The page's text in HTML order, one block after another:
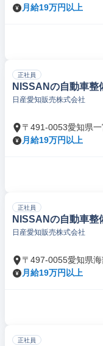
月給19万円以上
正社員
NISSANの自動車整
日産愛知販売株式会社
〒491-0053愛知県
月給19万円以上
正社員
NISSANの自動車整
日産愛知販売株式会社
〒497-0055愛知県
月給19万円以上
正社員